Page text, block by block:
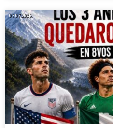
07.07.2026.